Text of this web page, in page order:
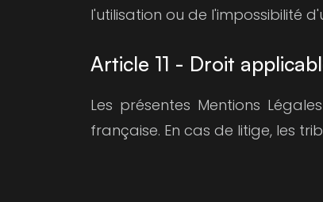
l'utilisation ou de l'impossibilité
Article 11 - Droit
Les présentes Mentions
française. En cas de litige, les